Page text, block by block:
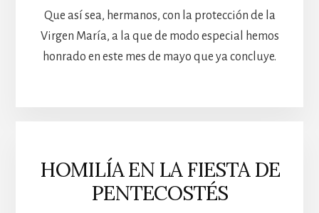
Que así sea, hermanos, con la protección de la
Virgen María, a la que de modo especial hemos
honrado en este mes de mayo que ya concluye.
HOMILÍA EN LA FIESTA DE
PENTECOSTÉS